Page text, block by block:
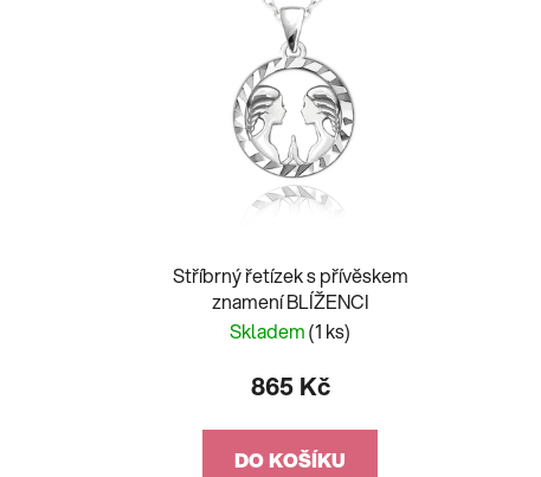
Stříbrný řetízek s přívěskem
znamení BLÍŽENCI
Skladem(1 ks)
865 Kč
DO KOŠÍKU